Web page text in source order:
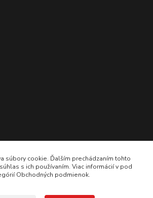
212 007
16:00 hod
súbory cookie. Ďalším prechádzaním tohto
s ich používaním. Viac informácií v pod
Obchodných podmienok.